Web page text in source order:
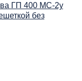
ГП 400 МС-2у
без